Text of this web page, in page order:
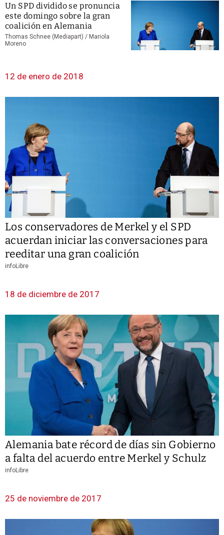
Un SPD dividido se pronuncia
este domingo sobre la gran
coalición en Alemania
Thomas Schnee (Mediapart) / Mariola
Moreno
12 de enero de 2018
Los conservadores de Merkel y el SPD
acuerdan iniciar las conversaciones para
reeditar una gran coalición
infoLibre
18 de diciembre de 2017
Alemania bate récord de días sin Gobierno
a falta del acuerdo entre Merkel y Schulz
infoLibre
25 de noviembre de 2017